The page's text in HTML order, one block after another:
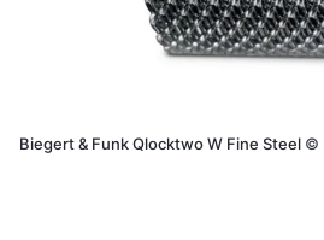
Biegert & Funk Qlocktwo W Fine Steel ©